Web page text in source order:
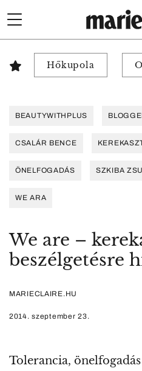
Hőkupola
BEAUTYWITHPLUS
CSALÁR BENCE
ÖNELFOGADÁS SZKIBA
WE ARA
We are –
beszélgetésre
MARIECLAIRE.HU
2014. szeptember 23.
Tolerancia,